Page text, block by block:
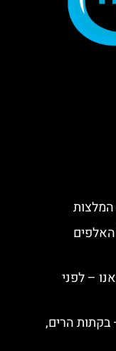
המלצות
האלפים
– לפני
בקתות הרים,